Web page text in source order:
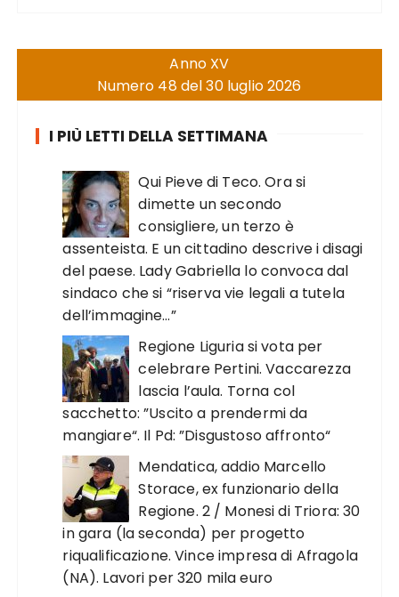
Anno XV
Numero 48 del 30 luglio 2026
I PIÙ LETTI DELLA SETTIMANA
Qui Pieve di Teco. Ora si
dimette un secondo
consigliere, un terzo è
assenteista. E un cittadino descrive i disagi
del paese. Lady Gabriella lo convoca dal
sindaco che si “riserva vie legali a tutela
dell’immagine…”
Regione Liguria si vota per
celebrare Pertini. Vaccarezza
lascia l’aula. Torna col
sacchetto: ”Uscito a prendermi da
mangiare“. Il Pd: ”Disgustoso affronto“
Mendatica, addio Marcello
Storace, ex funzionario della
Regione. 2 / Monesi di Triora: 30
in gara (la seconda) per progetto
riqualificazione. Vince impresa di Afragola
(NA). Lavori per 320 mila euro